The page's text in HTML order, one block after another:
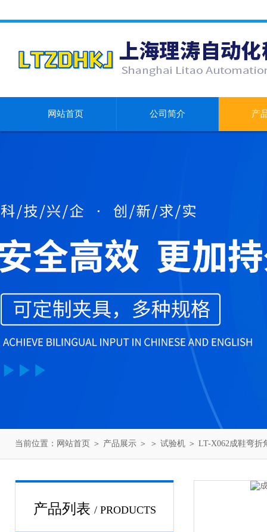
网站首页 公司简介 产
当前位置： 网站首页 ＞ 产品展示 ＞ ＞ 试验机 ＞ LT-X062成鞋弯
产品列表 / PRODUCTS